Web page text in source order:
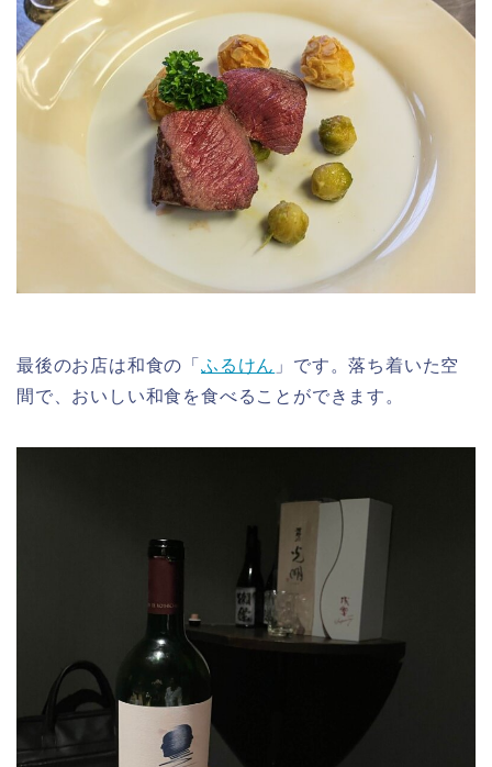
最後のお店は和食の「 ふるけん 」です。落ち着いた空
間で、おいしい和食を食べることができます。